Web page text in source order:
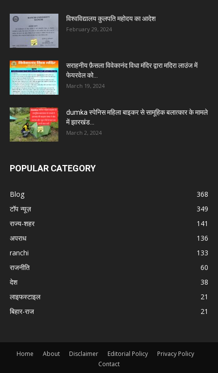
विश्वविद्यालय कुलपति महोदय का आदेश
February 29, 2024
सराहनीय फ़ैसला विवेकानंद विधा मंदिर द्वारा मदिरा लाउंज में
फेयरवेल को...
March 19, 2024
dumka स्पेनिस महिला बाइकर से सामूहिक बलात्कार के मामले
में झारखंड...
March 2, 2024
POPULAR CATEGORY
Blog
368
टॉप न्यूज़
349
राज्य-शहर
141
अपराध
136
ranchi
133
राजनीति
60
देश
38
लाइफस्टाइल
21
बिहार-राज
21
Home About Disclaimer Editorial Policy
Privacy Policy
Contact